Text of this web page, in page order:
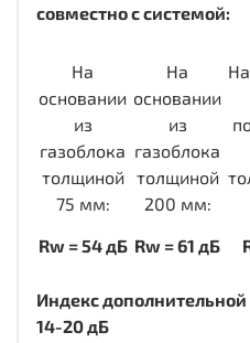
совместно с системой:
На
основании
из
газоблока
толщиной
75 мм:
На
основании
из
газоблока
толщиной
200 мм:
Rw = 54 дБ Rw = 61 дБ
Индекс
14-20 дБ